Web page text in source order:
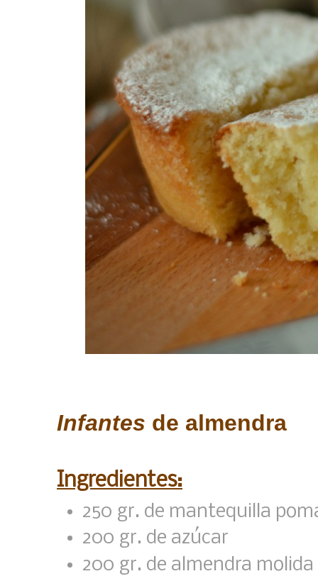
Infantes de almendra
Ingredientes:
250 gr. de mantequilla
200 gr. de azúcar
200 gr. de almendra molida